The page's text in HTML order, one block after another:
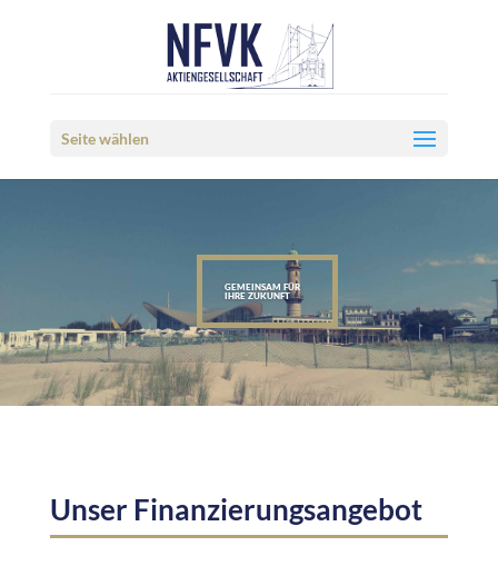
Seite wählen
GEMEINSAM FÜR
IHRE ZUKUNFT
Unser Finanzierungsangebot